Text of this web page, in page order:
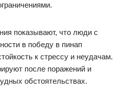
показывают, что люди с
в победу в пинап
к стрессу и неудачам.
после поражений и
обстоятельствах.